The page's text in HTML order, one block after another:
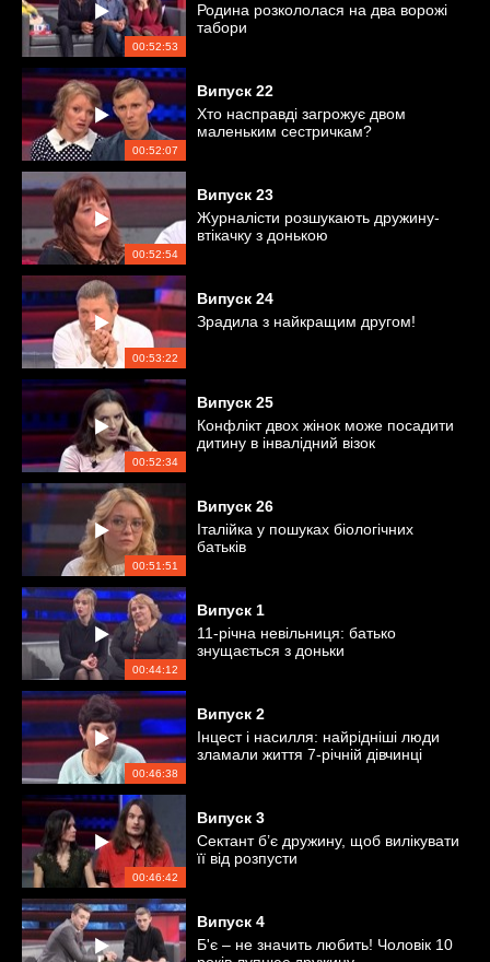
00:52:53
Родина розкололася на два ворожі
табори
00:52:07
Випуск 22
Хто насправді загрожує двом
маленьким сестричкам?
00:52:54
Випуск 23
Журналісти розшукають дружину-
втікачку з донькою
00:53:22
Випуск 24
Зрадила з найкращим другом!
00:52:34
Випуск 25
Конфлікт двох жінок може посадити
дитину в інвалідний візок
00:51:51
Випуск 26
Італійка у пошуках біологічних
батьків
00:44:12
Випуск 1
11-річна невільниця: батько
знущається з доньки
00:46:38
Випуск 2
Інцест і насилля: найрідніші люди
зламали життя 7-річній дівчинці
00:46:42
Випуск 3
Сектант б’є дружину, щоб вилікувати
її від розпусти
Випуск 4
Б'є – не значить любить! Чоловік 10